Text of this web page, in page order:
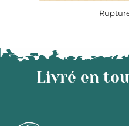
Livré en